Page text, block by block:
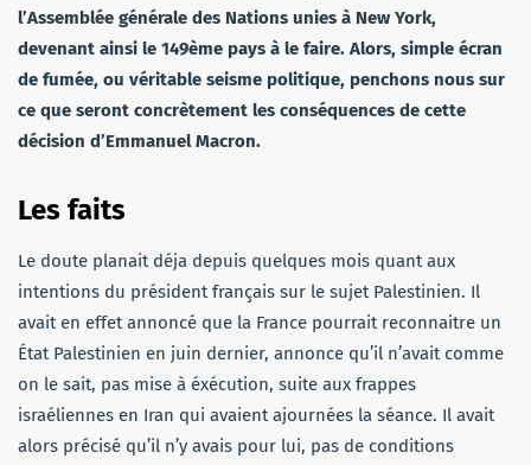
l’Assemblée générale des Nations unies à New York,
devenant ainsi le 149ème pays à le faire. Alors, simple écran
de fumée, ou véritable seisme politique, penchons nous sur
ce que seront concrètement les conséquences de cette
décision d’Emmanuel Macron.
Les faits
Le doute planait déja depuis quelques mois quant aux
intentions du président français sur le sujet Palestinien. Il
avait en effet annoncé que la France pourrait reconnaitre un
État Palestinien en juin dernier, annonce qu’il n’avait comme
on le sait, pas mise à éxécution, suite aux frappes
israéliennes en Iran qui avaient ajournées la séance. Il avait
alors précisé qu’il n’y avais pour lui, pas de conditions